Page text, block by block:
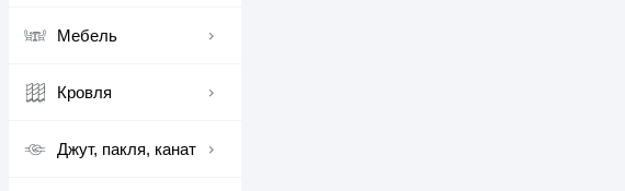
Мебель
Кровля
Джут, пакля, канат